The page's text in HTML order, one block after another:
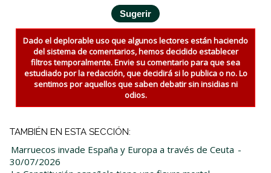
Dado el deplorable uso que algunos lectores están haciendo
del sistema de comentarios, hemos decidido establecer
filtros temporalmente. Envie su comentario para que sea
estudiado por la redacción, que decidirá si lo publica o no. Lo
sentimos por aquellos que saben debatir sin insidias ni
odios.
TAMBIÉN EN ESTA SECCIÓN:
Marruecos invade España y Europa a través de Ceuta -
30/07/2026